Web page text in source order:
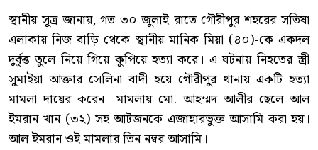
স্থানীয় সূত্র জানায়, গত ৩০ জুলাই রাতে গৌরীপুর শহরের সতিষা
এলাকায় নিজ বাড়ি থেকে স্থানীয় মানিক মিয়া (৪০)-কে একদল
দুর্বৃত্ত তুলে নিয়ে গিয়ে কুপিয়ে হত্যা করে। এ ঘটনায় নিহতের স্ত্রী
সুমাইয়া আক্তার সেলিনা বাদী হয়ে গৌরীপুর থানায় একটি হত্যা
মামলা দায়ের করেন। মামলায় মো. আহম্মদ আলীর ছেলে আল
ইমরান খান (৩২)-সহ আটজনকে এজাহারভুক্ত আসামি করা হয়।
আল ইমরান ওই মামলার তিন নম্বর আসামি।